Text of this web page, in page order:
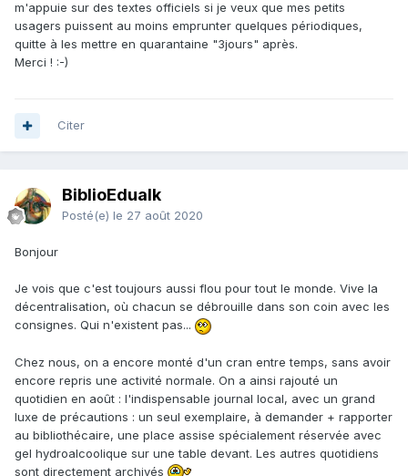
m'appuie sur des textes officiels si je veux que mes petits
usagers puissent au moins emprunter quelques périodiques,
quitte à les mettre en quarantaine "3jours" après.
Merci ! :-)
Citer
BiblioEdualk
Posté(e) le 27 août 2020
Bonjour
Je vois que c'est toujours aussi flou pour tout le monde. Vive la
décentralisation, où chacun se débrouille dans son coin avec les
consignes. Qui n'existent pas...
Chez nous, on a encore monté d'un cran entre temps, sans avoir
encore repris une activité normale. On a ainsi rajouté un
quotidien en août : l'indispensable journal local, avec un grand
luxe de précautions : un seul exemplaire, à demander + rapporter
au bibliothécaire, une place assise spécialement réservée avec
gel hydroalcoolique sur une table devant. Les autres quotidiens
sont directement archivés